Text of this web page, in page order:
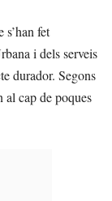
fet
i dels serveis
durador. Segons
al cap de poques